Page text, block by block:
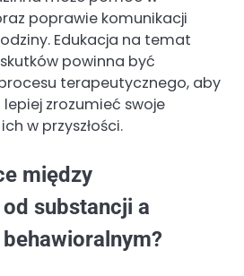
poprawie komunikacji
Edukacja na temat
powinna być
terapeutycznego, aby
zrozumieć swoje
w przyszłości.
między
substancji a